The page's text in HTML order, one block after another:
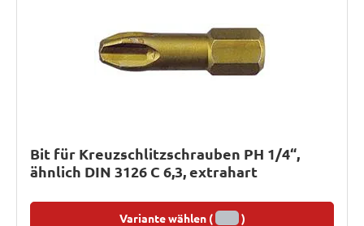
Bit für Kreuzschlitzschrauben PH 1/4“,
ähnlich DIN 3126 C 6,3, extrahart
Variante wählen ( )